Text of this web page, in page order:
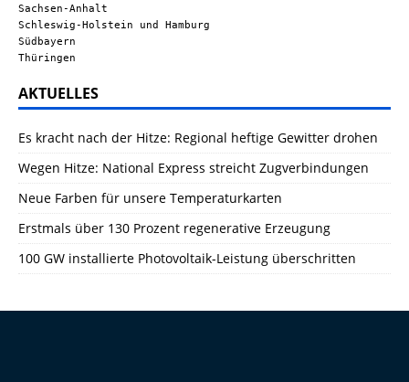
Sachsen-Anhalt
Schleswig-Holstein und Hamburg
Südbayern
Thüringen
AKTUELLES
Es kracht nach der Hitze: Regional heftige Gewitter drohen
Wegen Hitze: National Express streicht Zugverbindungen
Neue Farben für unsere Temperaturkarten
Erstmals über 130 Prozent regenerative Erzeugung
100 GW installierte Photovoltaik-Leistung überschritten